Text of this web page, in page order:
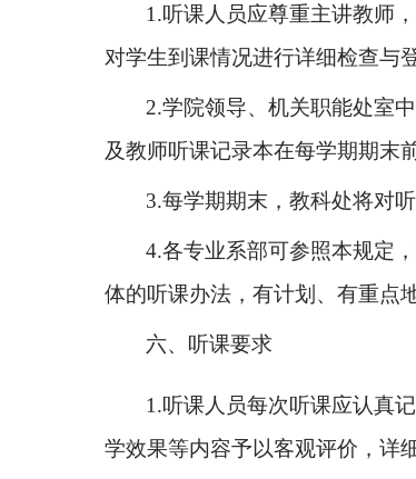
1.听课人员应尊重主讲教师
对学生到课情况进行详细检查与
2.学院领导、机关职能处室
及教师听课记录本在每学期期末
3.每学期期末，教科处将对
4.各专业系部可参照本规定
体的听课办法，有计划、有重点
六、听课要求
1.听课人员每次听课应认真
学效果等内容予以客观评价，详